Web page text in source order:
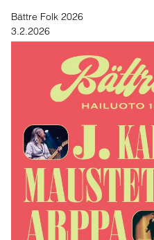
Bättre Folk 2026
3.2.2026